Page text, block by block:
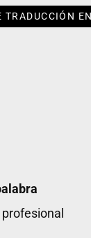
TRADUCCIÓN